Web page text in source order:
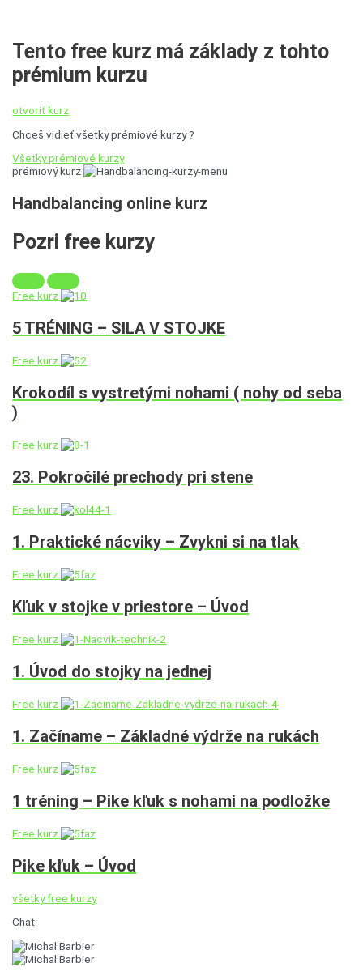
Tento free kurz má základy z tohto
prémium kurzu
otvoriť kurz
Chceš vidieť všetky prémiové kurzy ?
Všetky prémiové kurzy
prémiový kurz
Handbalancing online kurz
Pozri free kurzy
Free kurz
5 TRÉNING – SILA V STOJKE
Free kurz
Krokodíl s vystretými nohami ( nohy od seba
)
Free kurz
23. Pokročilé prechody pri stene
Free kurz
1. Praktické nácviky – Zvykni si na tlak
Free kurz
Kľuk v stojke v priestore – Úvod
Free kurz
1. Úvod do stojky na jednej
Free kurz
1. Začíname – Základné výdrže na rukách
Free kurz
1 tréning – Pike kľuk s nohami na podložke
Free kurz
Pike kľuk – Úvod
všetky free kurzy
Chat